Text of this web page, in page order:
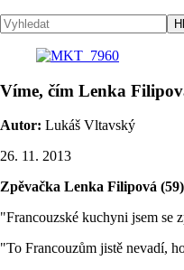
Víme, čím Lenka
Autor: Lukáš Vltavský
26. 11. 2013
Zpěvačka Lenka Filipová
"Francouzské kuchyni jsem se
"To Francouzům jistě nevadí,